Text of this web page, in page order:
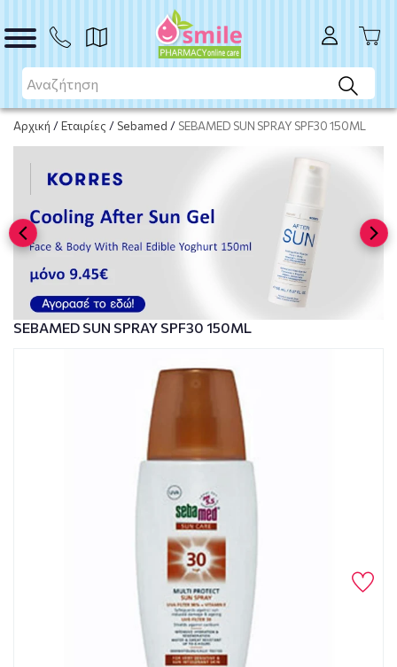
Αρχική /Εταιρίες / Sebamed / SEBAMED SUN SPRAY SPF30 150ML
ΑΓΟΡΑ
SEBAMED SUN SPRAY SPF30 150ML